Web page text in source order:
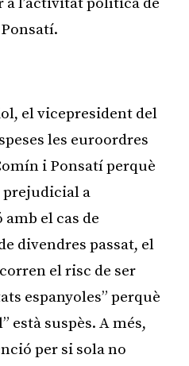
l’activitat política de
el vicepresident del
les euroordres
i Ponsatí perquè
a
el cas de
divendres passat, el
el risc de ser
espanyoles” perquè
està suspès. A més,
per si sola no